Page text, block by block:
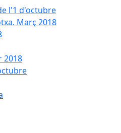
l'1 d'octubre
Març 2018
2018